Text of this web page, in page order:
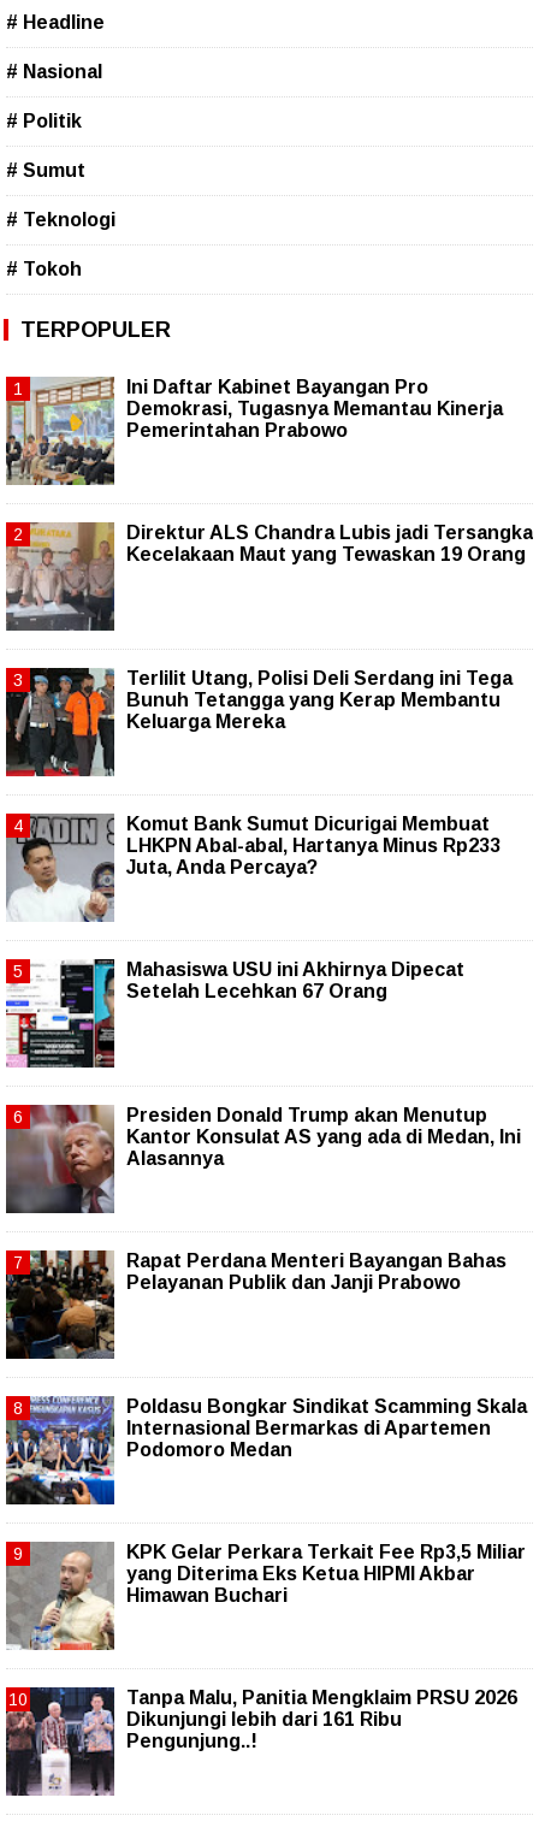
# Headline
# Nasional
# Politik
# Sumut
# Teknologi
# Tokoh
TERPOPULER
Ini Daftar Kabinet Bayangan Pro
Demokrasi, Tugasnya Memantau Kinerja
Pemerintahan Prabowo
Direktur ALS Chandra Lubis jadi Tersangka
Kecelakaan Maut yang Tewaskan 19 Orang
Terlilit Utang, Polisi Deli Serdang ini Tega
Bunuh Tetangga yang Kerap Membantu
Keluarga Mereka
Komut Bank Sumut Dicurigai Membuat
LHKPN Abal-abal, Hartanya Minus Rp233
Juta, Anda Percaya?
Mahasiswa USU ini Akhirnya Dipecat
Setelah Lecehkan 67 Orang
Presiden Donald Trump akan Menutup
Kantor Konsulat AS yang ada di Medan, Ini
Alasannya
Rapat Perdana Menteri Bayangan Bahas
Pelayanan Publik dan Janji Prabowo
Poldasu Bongkar Sindikat Scamming Skala
Internasional Bermarkas di Apartemen
Podomoro Medan
KPK Gelar Perkara Terkait Fee Rp3,5 Miliar
yang Diterima Eks Ketua HIPMI Akbar
Himawan Buchari
Tanpa Malu, Panitia Mengklaim PRSU 2026
Dikunjungi lebih dari 161 Ribu
Pengunjung..!